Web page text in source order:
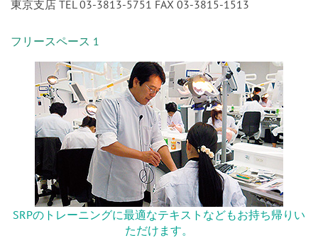
東京支店 TEL 03-3813-5751 FAX 03-3815-1513
フリースペース 1
SRPのトレーニングに最適なテキストなどもお持ち帰りい
ただけます。